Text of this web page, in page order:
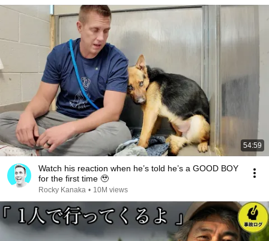
54:59
Watch his reaction when he’s told he’s a GOOD BOY
for the first time 🥹
Rocky Kanaka • 10M views